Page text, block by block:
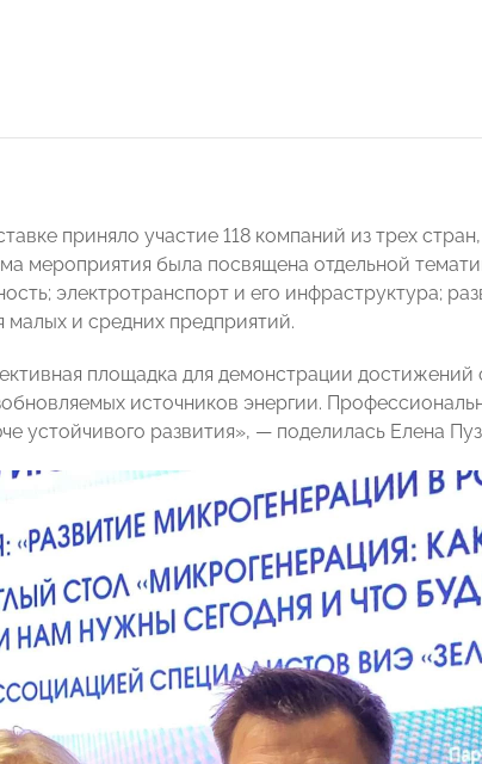
приняло участие 118 компаний из трех
мероприятия была посвящена отдельной
электротранспорт и его инфраструктура;
малых и средних предприятий.
площадка для демонстрации достижений
источников энергии.
устойчивого развития», — поделилась Елена